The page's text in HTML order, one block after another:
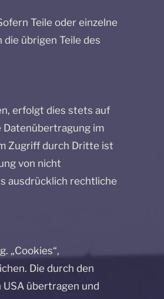
Teile oder einzelne
übrigen Teile des
erfolgt dies stets auf
Datenübertragung im
Zugriff durch Dritte ist
von nicht
ausdrücklich rechtliche
„Cookies“,
Die durch den
übertragen und